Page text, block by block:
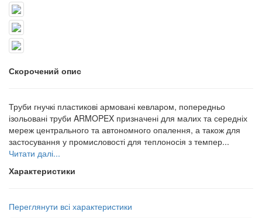
Скорочений опис
Труби гнучкі пластикові армовані кевларом, попередньо
ізольовані труби ARMOPEX призначені для малих та середніх
мереж центрального та автономного опалення, а також для
застосування у промисловості для теплоносія з темпер...
Читати далі...
Характеристики
Переглянути всі характеристики